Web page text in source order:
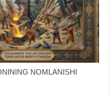
NOMLANISHI